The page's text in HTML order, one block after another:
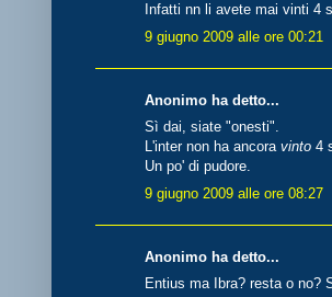
Infatti nn li avete mai vinti 4
9 giugno 2009 alle ore 00:21
Anonimo ha detto...
Sì dai, siate "onesti".
L'inter non ha ancora vinto 4
Un po' di pudore.
9 giugno 2009 alle ore 08:27
Anonimo ha detto...
Entius ma Ibra? resta o no?